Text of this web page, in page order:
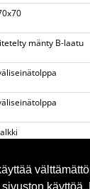
mänty B-laatu